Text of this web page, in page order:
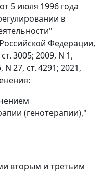
5 июля 1996 года
в
Федерации,
3005; 2009, N 1,
N 27, ст. 4291; 2021,
(генотерапии),"
вторым и третьим